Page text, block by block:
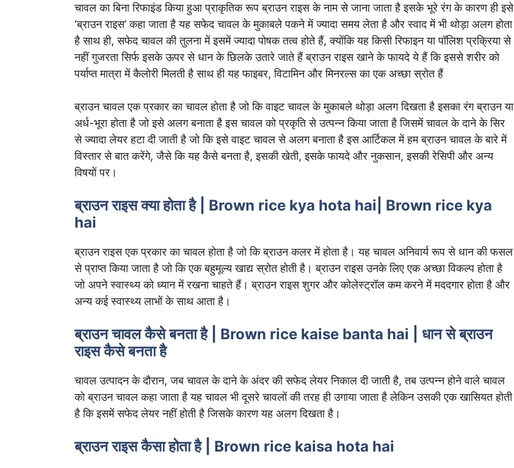
चावल का बिना रिफाइंड किया हुआ प्राकृतिक रूप ब्राउन राइस के नाम से जाना जाता है इसके भूरे रंग के कारण ही इसे
‘ब्राउन राइस’ कहा जाता है यह सफेद चावल के मुकाबले पकने में ज्यादा समय लेता है और स्वाद में भी थोड़ा अलग होता
है साथ ही, सफेद चावल की तुलना में इसमें ज्यादा पोषक तत्व होते हैं, क्योंकि यह किसी रिफाइन या पॉलिश प्रक्रिया से
नहीं गुजरता सिर्फ इसके ऊपर से धान के छिलके उतारे जाते हैं ब्राउन राइस खाने के फायदे ये हैं कि इससे शरीर को
पर्याप्त मात्रा में कैलोरी मिलती है साथ ही यह फाइबर, विटामिन और मिनरल्स का एक अच्छा स्रोत हैं
ब्राउन चावल एक प्रकार का चावल होता है जो कि वाइट चावल के मुकाबले थोड़ा अलग दिखता है इसका रंग ब्राउन या
अर्ध-भूरा होता है जो इसे अलग बनाता है इस चावल को प्रकृति से उत्पन्न किया जाता है जिसमें चावल के दाने के सिर
से ज्यादा लेयर हटा दी जाती है जो कि इसे वाइट चावल से अलग बनाता है इस आर्टिकल में हम ब्राउन चावल के बारे में
विस्तार से बात करेंगे, जैसे कि यह कैसे बनता है, इसकी खेती, इसके फायदे और नुकसान, इसकी रेसिपी और अन्य
विषयों पर।
ब्राउन राइस क्या होता है | Brown rice kya hota hai Brown rice kya
hai
ब्राउन राइस एक प्रकार का चावल होता है जो कि ब्राउन कलर में होता है। यह चावल अनिवार्य रूप से धान की फसल
से प्राप्त किया जाता है जो कि एक बहुमूल्य खाद्य स्रोत होती है। ब्राउन राइस उनके लिए एक अच्छा विकल्प होता है
जो अपने स्वास्थ्य को ध्यान में रखना चाहते हैं। ब्राउन राइस शुगर और कोलेस्ट्रॉल कम करने में मददगार होता है और
अन्य कई स्वास्थ्य लाभों के साथ आता है।
ब्राउन चावल कैसे बनता है | Brown rice kaise banta hai
धान से ब्राउन
राइस कैसे बनता है
चावल उत्पादन के दौरान, जब चावल के दाने के अंदर की सफेद लेयर निकाल दी जाती है, तब उत्पन्न होने वाले चावल
को ब्राउन चावल कहा जाता है यह चावल भी दूसरे चावलों की तरह ही उगाया जाता है लेकिन उसकी एक खासियत होती
है कि इसमें सफेद लेयर नहीं होती है जिसके कारण यह अलग दिखता है।
ब्राउन राइस कैसा होता है | Brown rice kaisa hota hai